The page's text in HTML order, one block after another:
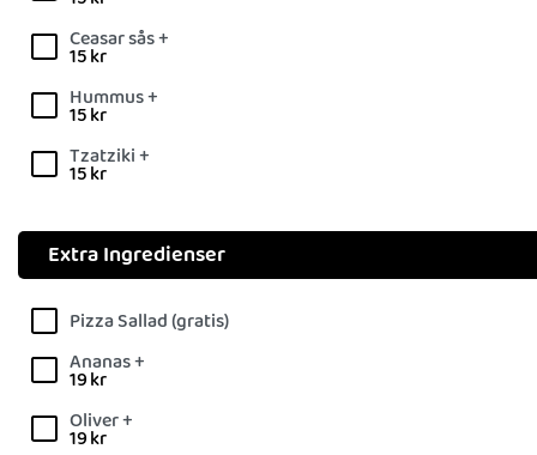
Ceasar sås +
15kr
Hummus +
15kr
Tzatziki +
15kr
Extra Ingredienser
Pizza Sallad (gratis)
Ananas +
19kr
Oliver +
19kr